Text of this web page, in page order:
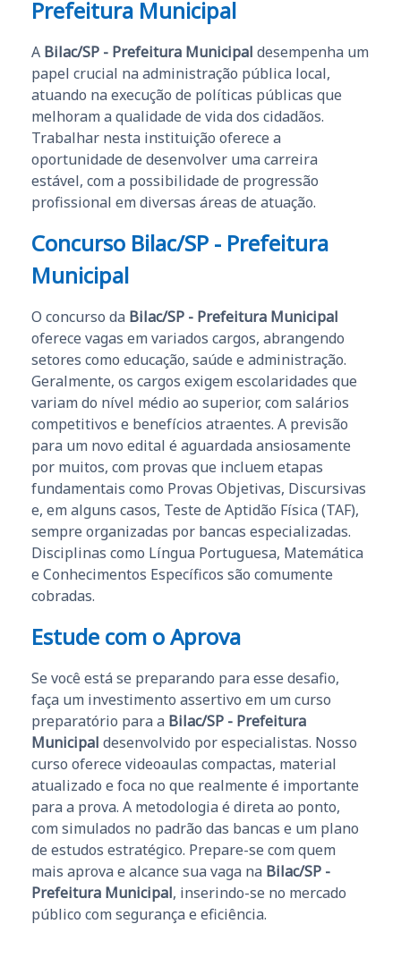
Prefeitura Municipal
A Bilac/SP - Prefeitura Municipal desempenha um
papel crucial na administração pública local,
atuando na execução de políticas públicas que
melhoram a qualidade de vida dos cidadãos.
Trabalhar nesta instituição oferece a
oportunidade de desenvolver uma carreira
estável, com a possibilidade de progressão
profissional em diversas áreas de atuação.
Concurso Bilac/SP - Prefeitura
Municipal
O concurso da Bilac/SP - Prefeitura Municipal
oferece vagas em variados cargos, abrangendo
setores como educação, saúde e administração.
Geralmente, os cargos exigem escolaridades que
variam do nível médio ao superior, com salários
competitivos e benefícios atraentes. A previsão
para um novo edital é aguardada ansiosamente
por muitos, com provas que incluem etapas
fundamentais como Provas Objetivas, Discursivas
e, em alguns casos, Teste de Aptidão Física (TAF),
sempre organizadas por bancas especializadas.
Disciplinas como Língua Portuguesa, Matemática
e Conhecimentos Específicos são comumente
cobradas.
Estude com o Aprova
Se você está se preparando para esse desafio,
faça um investimento assertivo em um curso
preparatório para a Bilac/SP - Prefeitura
Municipal desenvolvido por especialistas. Nosso
curso oferece videoaulas compactas, material
atualizado e foca no que realmente é importante
para a prova. A metodologia é direta ao ponto,
com simulados no padrão das bancas e um plano
de estudos estratégico. Prepare-se com quem
mais aprova e alcance sua vaga na Bilac/SP -
Prefeitura Municipal, inserindo-se no mercado
público com segurança e eficiência.